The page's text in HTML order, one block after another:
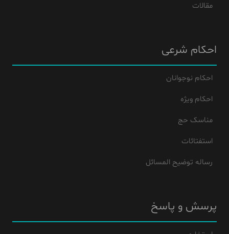
مقالات
احکام شرعی
احکام نوجوانان
احکام ویژه
مناسک حج
استفتائات
رساله توضیح المسائل
پرسش و پاسخ